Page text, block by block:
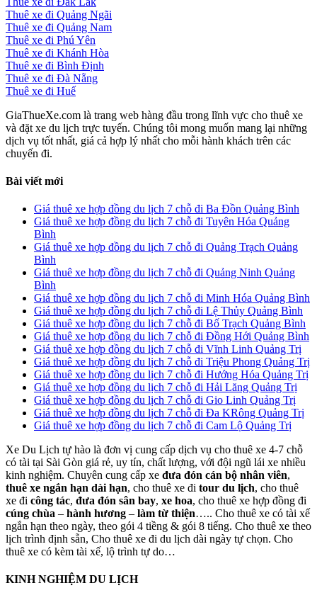
Thuê xe đi Quảng Ngãi
Thuê xe đi Quảng Nam
Thuê xe đi Phú Yên
Thuê xe đi Khánh Hòa
Thuê xe đi Bình Định
Thuê xe đi Đà Nẵng
Thuê xe đi Huế
GiaThueXe.com là trang web hàng đầu trong lĩnh vực cho thuê xe
và đặt xe du lịch trực tuyến. Chúng tôi mong muốn mang lại những
dịch vụ tốt nhất, giá cả hợp lý nhất cho mỗi hành khách trên các
chuyến đi.
Bài viết mới
Giá thuê xe hợp đồng du lịch 7 chỗ đi Ba Đồn Quảng Bình
Giá thuê xe hợp đồng du lịch 7 chỗ đi Tuyên Hóa Quảng
Bình
Giá thuê xe hợp đồng du lịch 7 chỗ đi Quảng Trạch Quảng
Bình
Giá thuê xe hợp đồng du lịch 7 chỗ đi Quảng Ninh Quảng
Bình
Giá thuê xe hợp đồng du lịch 7 chỗ đi Minh Hóa Quảng Bình
Giá thuê xe hợp đồng du lịch 7 chỗ đi Lệ Thủy Quảng Bình
Giá thuê xe hợp đồng du lịch 7 chỗ đi Bố Trạch Quảng Bình
Giá thuê xe hợp đồng du lịch 7 chỗ đi Đồng Hới Quảng Bình
Giá thuê xe hợp đồng du lịch 7 chỗ đi Vĩnh Linh Quảng Trị
Giá thuê xe hợp đồng du lịch 7 chỗ đi Triệu Phong Quảng Trị
Giá thuê xe hợp đồng du lịch 7 chỗ đi Hướng Hóa Quảng Trị
Giá thuê xe hợp đồng du lịch 7 chỗ đi Hải Lăng Quảng Trị
Giá thuê xe hợp đồng du lịch 7 chỗ đi Gio Linh Quảng Trị
Giá thuê xe hợp đồng du lịch 7 chỗ đi Đa KRông Quảng Trị
Giá thuê xe hợp đồng du lịch 7 chỗ đi Cam Lộ Quảng Trị
Xe Du Lịch tự hào là đơn vị cung cấp dịch vụ cho thuê xe 4-7 chỗ
có tài tại Sài Gòn giá rẻ, uy tín, chất lượng, với đội ngũ lái xe nhiều
kinh nghiệm. Chuyên cung cấp xe đưa đón cán bộ nhân viên,
thuê xe ngắn hạn dài hạn, cho thuê xe đi tour du lịch, cho thuê
xe đi công tác, đưa đón sân bay, xe hoa, cho thuê xe hợp đồng đi
cúng chùa – hành hương – làm từ thiện….. Cho thuê xe có tài xế
ngắn hạn theo ngày, theo gói 4 tiềng & gói 8 tiếng. Cho thuê xe theo
lịch trình định sẵn, Cho thuê xe đi du lịch dài ngày tự chọn. Cho
thuê xe có kèm tài xế, lộ trình tự do…
KINH NGHIỆM DU LỊCH